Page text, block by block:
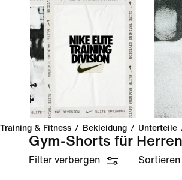
Training & Fitness / Bekleidung / Unterteile
Gym-Shorts für Herren
Filter verbergen